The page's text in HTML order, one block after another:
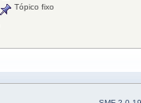
Tópico fixo